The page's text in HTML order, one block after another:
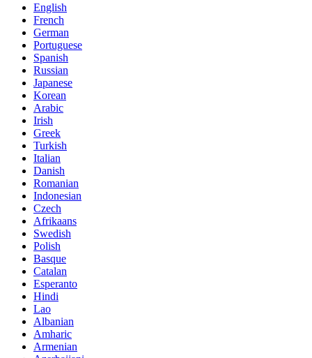
English
French
German
Portuguese
Spanish
Russian
Japanese
Korean
Arabic
Irish
Greek
Turkish
Italian
Danish
Romanian
Indonesian
Czech
Afrikaans
Swedish
Polish
Basque
Catalan
Esperanto
Hindi
Lao
Albanian
Amharic
Armenian